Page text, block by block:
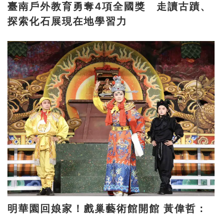
臺南戶外教育勇奪4項全國獎 走讀古蹟、
探索化石展現在地學習力
明華園回娘家！戲巢藝術館開館 黃偉哲：